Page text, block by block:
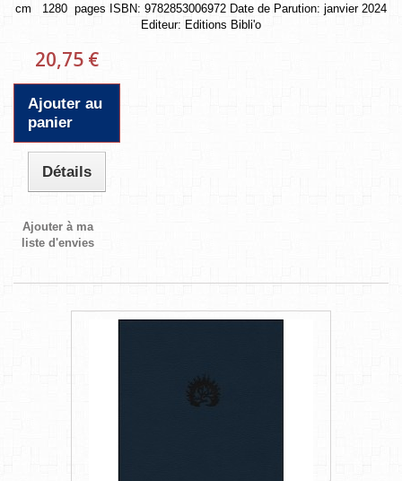
cm 1280 pages ISBN: 9782853006972 Date de Parution: janvier 2024
Editeur: Editions Bibli'o
20,75 €
Ajouter au
panier
Détails
Ajouter à ma
liste d'envies